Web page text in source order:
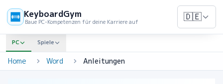
KeyboardGym
Baue PC-Kompetenzen für deine Karriere auf 🇩🇪
PC Spiele
Home Word Anleitungen